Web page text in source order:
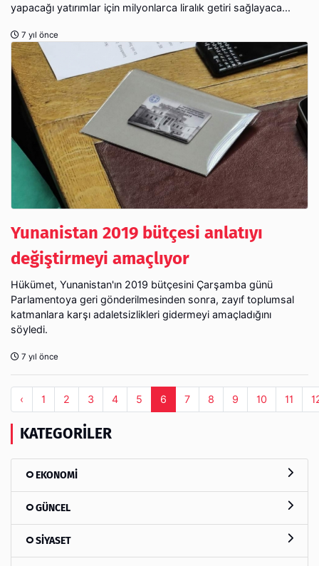
yapacağı yatırımlar için milyonlarca liralık getiri sağlayaca...
7 yıl önce
Yunanistan 2019 bütçesi anlatıyı
değiştirmeyi amaçlıyor
Hükümet, Yunanistan'ın 2019 bütçesini Çarşamba günü
Parlamentoya geri gönderilmesinden sonra, zayıf toplumsal
katmanlara karşı adaletsizlikleri gidermeyi amaçladığını
söyledi.
7 yıl önce
‹ 1 2 3 4 5 6 7 8 9 10 11
KATEGORILER
EKONOMİ
GÜNCEL
SİYASET